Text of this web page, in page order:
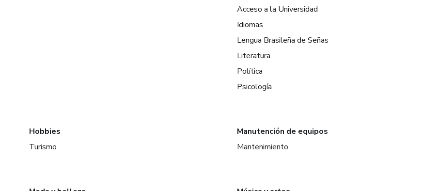
Acceso a la Universidad
Idiomas
Lengua Brasileña de Señas
Literatura
Política
Psicología
Hobbies
Turismo
Manutención de equipos
Mantenimiento